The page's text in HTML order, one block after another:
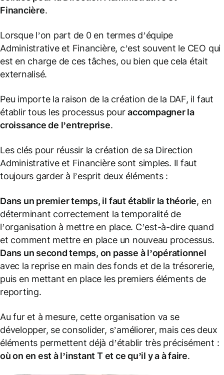
Financière.
Lorsque l’on part de 0 en termes d’équipe
Administrative et Financière, c’est souvent le CEO qui
est en charge de ces tâches, ou bien que cela était
externalisé.
Peu importe la raison de la création de la DAF, il faut
établir tous les processus pouraccompagner la
croissance de l’entreprise.
Les clés pour réussir la création de sa Direction
Administrative et Financière sont simples. Il faut
toujours garder à l’esprit deux éléments :
Dans un premier temps, il faut établir la théorie, en
déterminant correctement la temporalité de
l’organisation à mettre en place. C’est-à-dire quand
et comment mettre en place un nouveau processus.
Dans un second temps, on passe à l’opérationnel
avec la reprise en main des fonds et de la trésorerie,
puis en mettant en place les premiers éléments de
reporting.
Au fur et à mesure, cette organisation va se
développer, se consolider, s’améliorer, mais ces deux
éléments permettent déjà d’établir très précisément :
où on en est à l’instant T et ce qu’il y a à faire.